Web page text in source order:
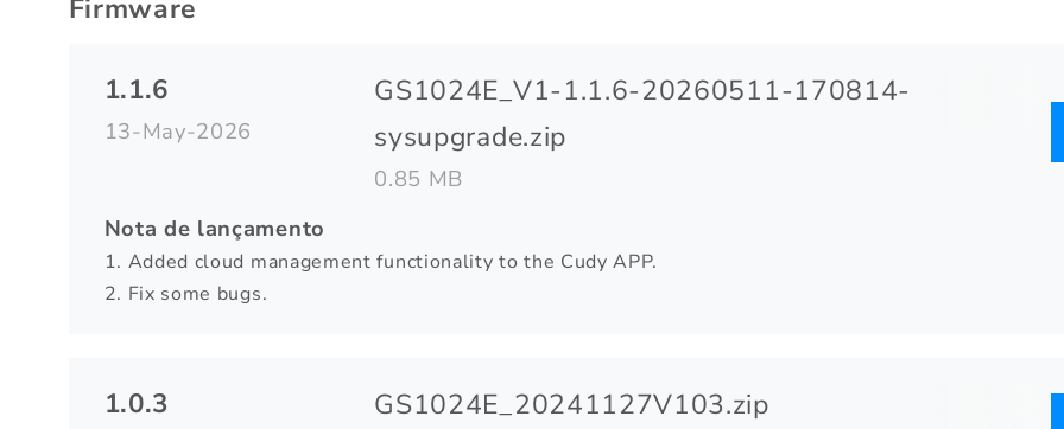
Firmware
1.1.6
13-May-2026
GS1024E_V1-1.1.6-20260511-170814-
sysupgrade.zip
0.85 MB
Nota de lançamento
1. Added cloud management functionality to the Cudy APP.
2. Fix some bugs.
1.0.3 GS1024E_20241127V103.zip